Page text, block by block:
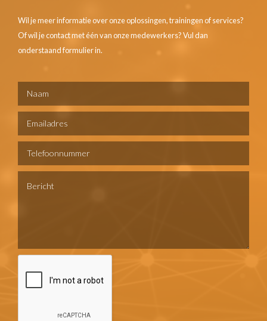
Wil je meer informatie over onze oplossingen, trainingen of services?
Of wil je contact met één van onze medewerkers? Vul dan
onderstaand formulier in.